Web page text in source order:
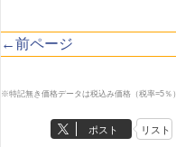
←前ページ
※特記無き価格データは税込み価格（税率=5％
ポスト リスト